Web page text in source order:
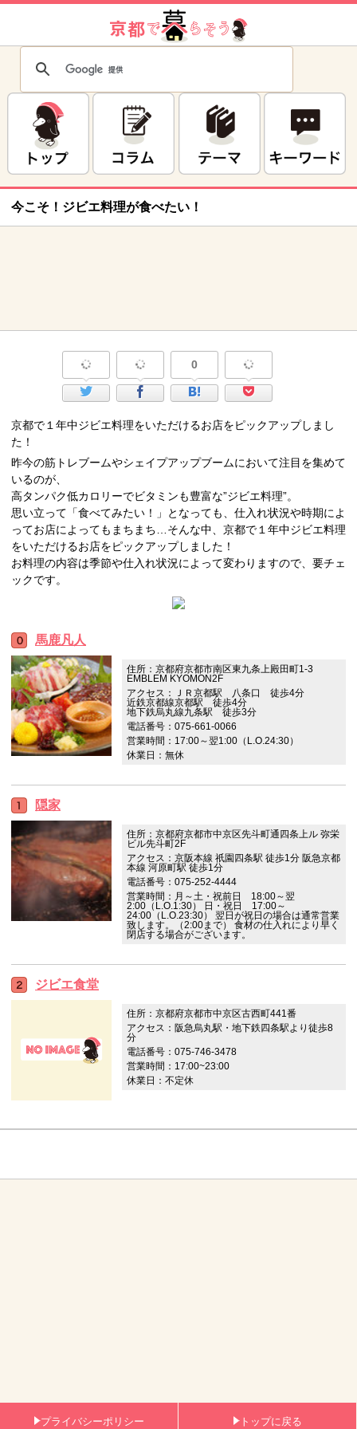
今こそ！ジビエ料理が食べたい！
0
京都で１年中ジビエ料理をいただけるお店をピックアップしまし
た！
昨今の筋トレブームやシェイプアップブームにおいて注目を集めて
いるのが、
高タンパク低カロリーでビタミンも豊富な”ジビエ料理”。
思い立って「食べてみたい！」となっても、仕入れ状況や時期によ
ってお店によってもまちまち…そんな中、京都で１年中ジビエ料理
をいただけるお店をピックアップしました！
お料理の内容は季節や仕入れ状況によって変わりますので、要チェ
ックです。
馬鹿凡人
住所：京都府京都市南区東九条上殿田町1-3
EMBLEM KYOMON2F
アクセス：ＪＲ京都駅 八条口 徒歩4分
近鉄京都線京都駅 徒歩4分
地下鉄烏丸線九条駅 徒歩3分
電話番号：075-661-0066
営業時間：17:00～翌1:00（L.O.24:30）
休業日：無休
隠家
住所：京都府京都市中京区先斗町通四条上ル 弥栄
ビル先斗町2F
アクセス：京阪本線 祇園四条駅 徒歩1分 阪急京都
本線 河原町駅 徒歩1分
電話番号：075-252-4444
営業時間：月～土・祝前日 18:00～翌
2:00（L.O.1:30） 日・祝日 17:00～
24:00（L.O.23:30） 翌日が祝日の場合は通常営業
致します。（2:00まで） 食材の仕入れにより早く
閉店する場合がございます。
ジビエ食堂
住所：京都府京都市中京区古西町441番
アクセス：阪急烏丸駅・地下鉄四条駅より徒歩8
分
電話番号：075-746-3478
営業時間：17:00~23:00
休業日：不定休
プライバシーポリシー トップに戻る